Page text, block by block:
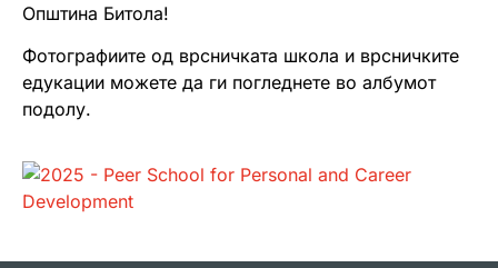
Општина Битола!
Фотографиите од врсничката школа и врсничките
едукации можете да ги погледнете во албумот
подолу.